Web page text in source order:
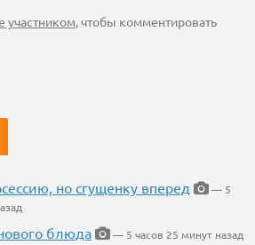
участником, чтобы комментировать
но сгущенку вперед
— 5
блюда
— 5 часов 25 минут назад